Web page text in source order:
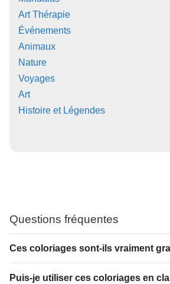
Art Thérapie
Événements
Animaux
Nature
Voyages
Art
Histoire et Légendes
Questions fréquentes
Ces coloriages sont-ils vraiment
Puis-je utiliser ces coloriages en